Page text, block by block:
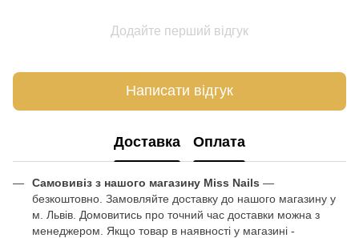
Додайте перший відгук
Написати відгук
Доставка Оплата
Самовивіз з нашого магазину Miss Nails —
безкоштовно. Замовляйте доставку до нашого магазину у
м. Львів. Домовитись про точний час доставки можна з
менеджером. Якщо товар в наявності у магазині -